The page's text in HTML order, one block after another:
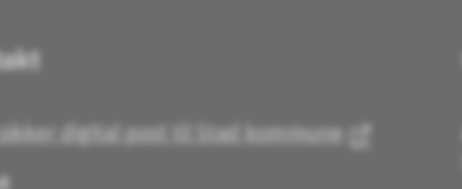
digital post til Stad kommune